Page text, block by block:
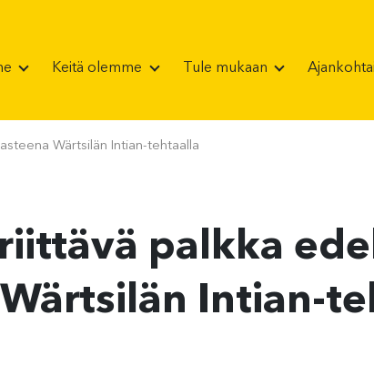
Keitä olemme Tule mukaan
Wärtsilän Intian-tehtaalla
palkka
Intian-